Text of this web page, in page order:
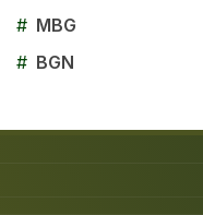
# MBG
# BGN